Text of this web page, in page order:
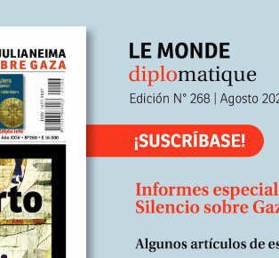
verdades plurales –lo que el autor
de deshistorización que conlleva exigir a
de la transculturación del colombiano,
más de dinamismo al espacio cultural.
la figura del intelectual en Dussel, Camelo-
creacionista-transformacionista,es
conciencia crítica en otros. En este punto,
que el mismo proyecto transmoderno
y las de C. Walsh sobre el
intelectualidad transmoderna, o sea una